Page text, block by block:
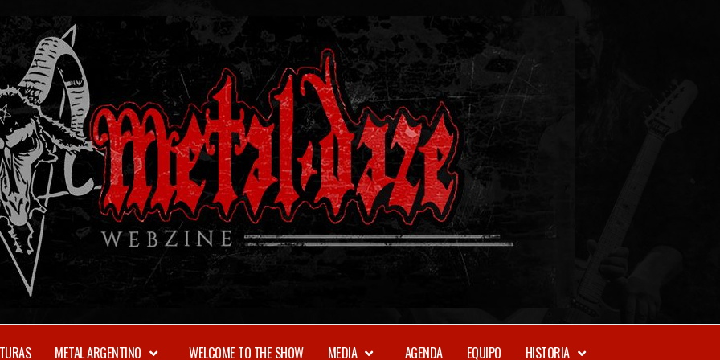
METAL ARGENTINO WELCOME TO THE SHOW MEDIA AGENDA EQUIPO HISTORIA